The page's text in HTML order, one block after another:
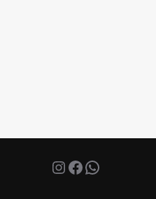
Instagram
Facebook
WhatsApp